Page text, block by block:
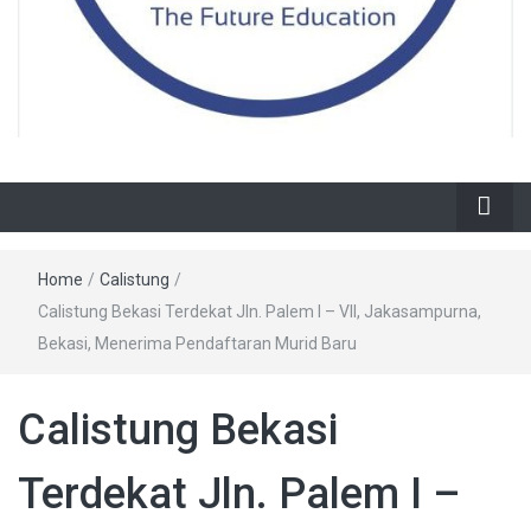
Home / Calistung /
Calistung Bekasi Terdekat Jln. Palem I – VII, Jakasampurna,
Bekasi, Menerima Pendaftaran Murid Baru
Calistung Bekasi
Terdekat Jln. Palem I –